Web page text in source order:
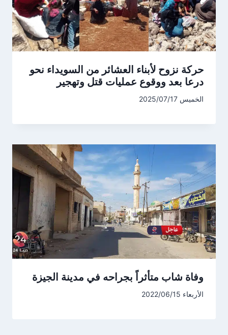
حركة نزوح لأبناء العشائر من السويداء نحو
درعا بعد ووقوع عمليات قتل وتهجير
الخميس 2025/07/17
وفاة شاب متأثراً بجراحه في مدينة الجيزة
الأربعاء 2022/06/15